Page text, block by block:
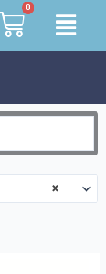
0
×